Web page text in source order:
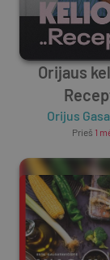
Orijaus
Orijus
Prieš 1